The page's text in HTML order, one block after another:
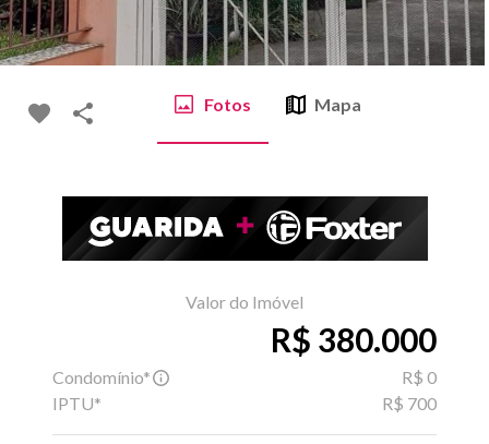
Fotos Mapa
Valor do Imóvel
R$ 380.000
Condomínio*
R$ 0
IPTU*
R$ 700